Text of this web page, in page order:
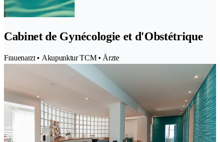
Cabinet de Gynécologie et d'Obstétrique
Frauenarzt • Akupunktur TCM • Ärzte